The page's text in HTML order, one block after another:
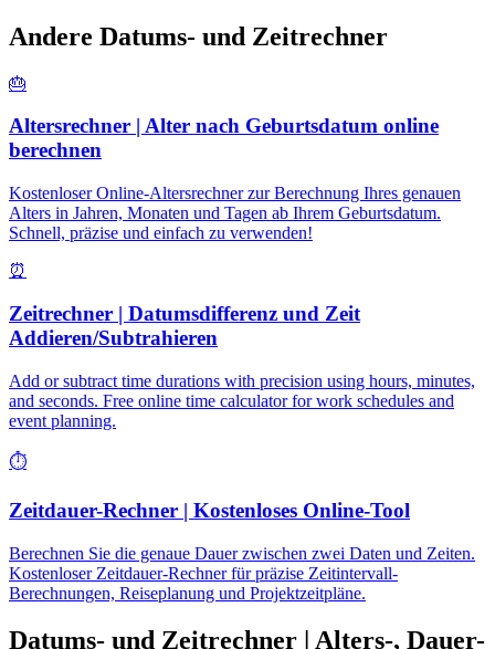
Andere Datums- und Zeitrechner
🎂
Altersrechner | Alter nach Geburtsdatum online
berechnen
Kostenloser Online-Altersrechner zur Berechnung Ihres genauen
Alters in Jahren, Monaten und Tagen ab Ihrem Geburtsdatum.
Schnell, präzise und einfach zu verwenden!
⏰
Zeitrechner | Datumsdifferenz und Zeit
Addieren/Subtrahieren
Add or subtract time durations with precision using hours, minutes,
and seconds. Free online time calculator for work schedules and
event planning.
⏱️
Zeitdauer-Rechner | Kostenloses Online-Tool
Berechnen Sie die genaue Dauer zwischen zwei Daten und Zeiten.
Kostenloser Zeitdauer-Rechner für präzise Zeitintervall-
Berechnungen, Reiseplanung und Projektzeitpläne.
Datums- und Zeitrechner | Alters-, Dauer-